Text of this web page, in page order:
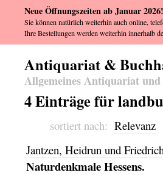
Antiquariat &
Allgemeines Antiquariat
4 Einträge für
sortiert nach: Relevanz
Jantzen, Heidrun und
Naturdenkmale Hessens.
Neue Öffnungszeiten ab Januar 2026!
Sie können natürlich weiterhin auch online,
Ihre Bestellungen werden weiterhin innerhalb